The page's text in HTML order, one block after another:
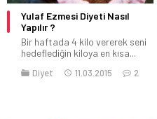
Yulaf Ezmesi Diyeti Nasıl
Yapılır ?
Bir haftada 4 kilo vererek seni
hedeflediğin kiloya en kısa...
Diyet 11.03.2015 2